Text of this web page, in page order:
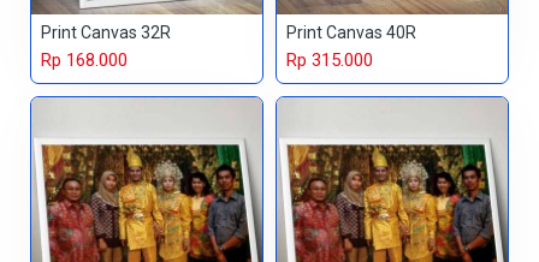
Print Canvas 32R
Rp 168.000
Print Canvas 40R
Rp 315.000